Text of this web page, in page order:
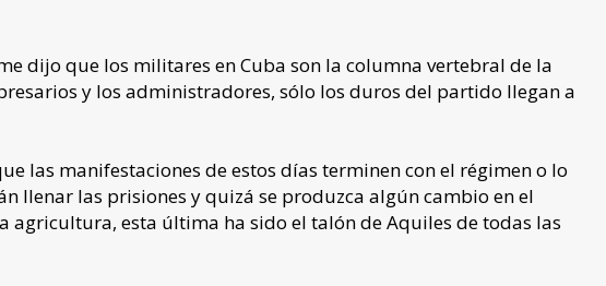
dijo que los militares en Cuba son la columna vertebral de la
y los administradores, sólo los duros del partido llegan a
las manifestaciones de estos días terminen con el régimen o lo
llenar las prisiones y quizá se produzca algún cambio en el
agricultura, esta última ha sido el talón de Aquiles de todas las